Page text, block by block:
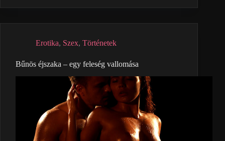
Erotika, Szex, Történetek
Bűnös éjszaka – egy feleség vallomása